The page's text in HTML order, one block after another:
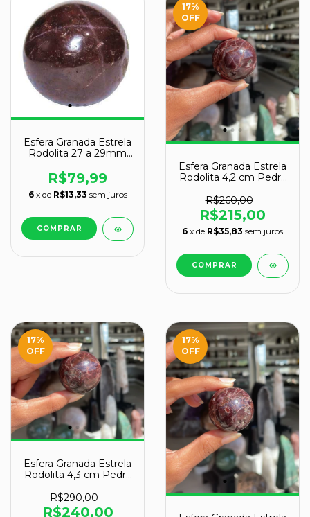
Esfera Granada Estrela
Rodolita 27 a 29mm
R$79,99
6 x de R$13,33 sem juros
17%
OFF
Esfera Granada Estrela
Rodolita 4,2 cm Pedra
R$260,00
R$215,00
6 x de R$35,83 sem juros
17%
OFF
Esfera Granada Estrela
Rodolita 4,3 cm Pedra
R$290,00
R$240,00
17%
OFF